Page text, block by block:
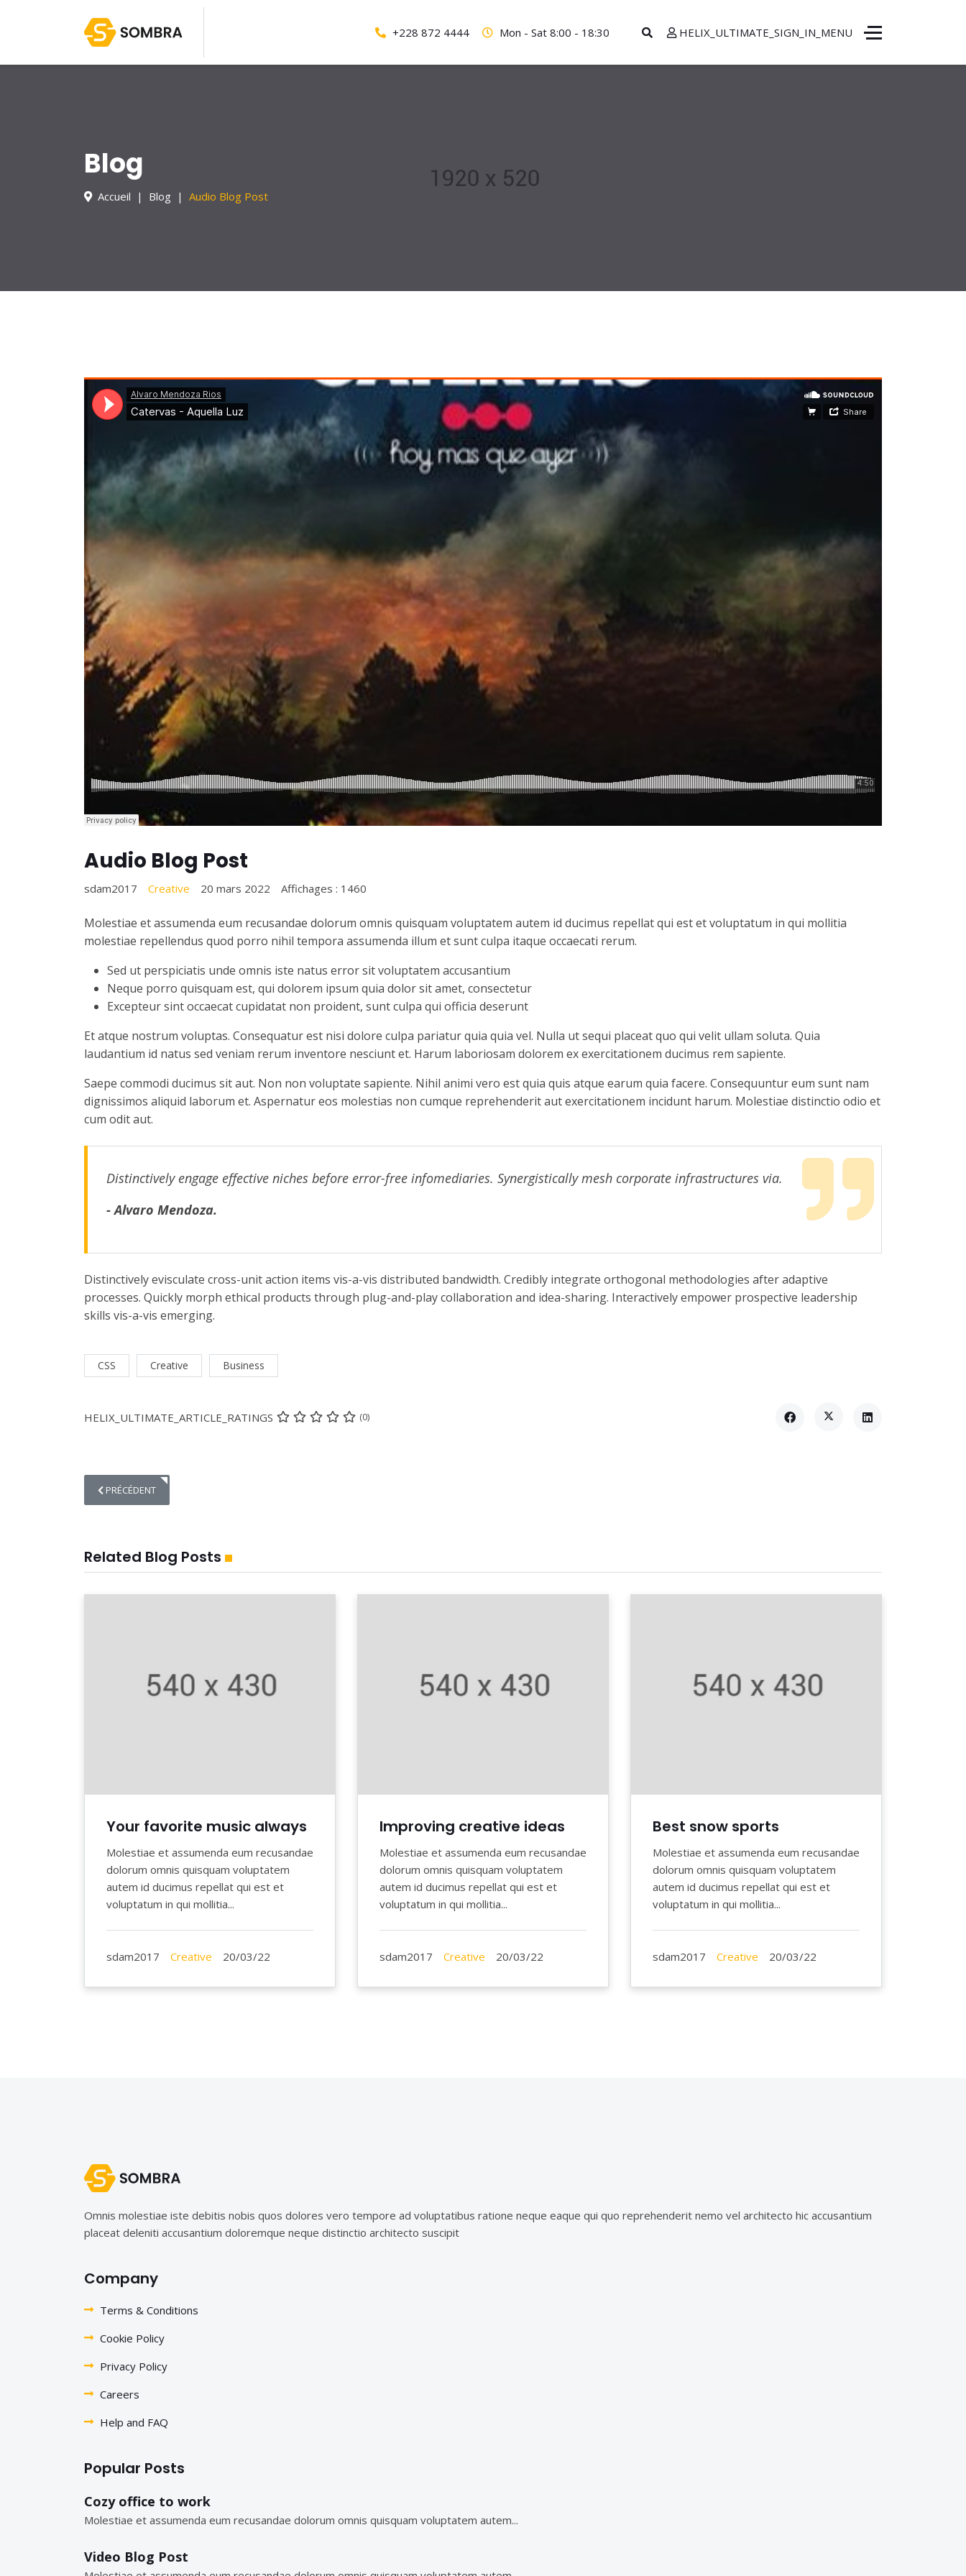
+228 872 4444 Mon - Sat 8:00 - 18:30 HELIX_ULTIMATE_SIGN_IN_MENU
Blog
Accueil Blog Audio Blog Post
Audio Blog Post
sdam2017 Creative 20 mars 2022 Affichages : 1460
Molestiae et assumenda eum recusandae dolorum omnis quisquam voluptatem autem id ducimus repellat qui est et voluptatum in qui mollitia
molestiae repellendus quod porro nihil tempora assumenda illum et sunt culpa itaque occaecati rerum.
Sed ut perspiciatis unde omnis iste natus error sit voluptatem accusantium
Neque porro quisquam est, qui dolorem ipsum quia dolor sit amet, consectetur
Excepteur sint occaecat cupidatat non proident, sunt culpa qui officia deserunt
Et atque nostrum voluptas. Consequatur est nisi dolore culpa pariatur quia quia vel. Nulla ut sequi placeat quo qui velit ullam soluta. Quia
laudantium id natus sed veniam rerum inventore nesciunt et. Harum laboriosam dolorem ex exercitationem ducimus rem sapiente.
Saepe commodi ducimus sit aut. Non non voluptate sapiente. Nihil animi vero est quia quis atque earum quia facere. Consequuntur eum sunt nam
dignissimos aliquid laborum et. Aspernatur eos molestias non cumque reprehenderit aut exercitationem incidunt harum. Molestiae distinctio odio et
cum odit aut.
Distinctively engage effective niches before error-free infomediaries. Synergistically mesh corporate infrastructures via.
- Alvaro Mendoza.
Distinctively evisculate cross-unit action items vis-a-vis distributed bandwidth. Credibly integrate orthogonal methodologies after adaptive
processes. Quickly morph ethical products through plug-and-play collaboration and idea-sharing. Interactively empower prospective leadership
skills vis-a-vis emerging.
CSS Creative Business
HELIX_ULTIMATE_ARTICLE_RATINGS (0)
ARTICLE PRÉCÉDENT : NICE PLANTS FOR OFFICES
PRÉCÉDENT
Related Blog Posts
Your favorite music always
Molestiae et assumenda eum recusandae
dolorum omnis quisquam voluptatem
autem id ducimus repellat qui est et
voluptatum in qui mollitia...
sdam2017 Creative 20/03/22
Improving creative ideas
Molestiae et assumenda eum recusandae
dolorum omnis quisquam voluptatem
autem id ducimus repellat qui est et
voluptatum in qui mollitia...
sdam2017 Creative 20/03/22
Best snow sports
Molestiae et assumenda eum recusandae
dolorum omnis quisquam voluptatem
autem id ducimus repellat qui est et
voluptatum in qui mollitia...
sdam2017 Creative 20/03/22
Omnis molestiae iste debitis nobis quos dolores vero tempore ad voluptatibus ratione neque eaque qui quo reprehenderit nemo vel architecto hic accusantium
placeat deleniti accusantium doloremque neque distinctio architecto suscipit
Company
Terms & Conditions
Cookie Policy
Privacy Policy
Careers
Help and FAQ
Popular Posts
Cozy office to work
Molestiae et assumenda eum recusandae dolorum omnis quisquam voluptatem autem...
Video Blog Post